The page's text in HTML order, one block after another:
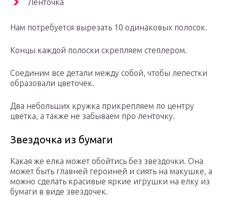
Ленточка
Нам потребуется вырезать 10 одинаковых полосок.
Концы каждой полоски скрепляем степлером.
Соединим все детали между собой, чтобы лепестки
образовали цветочек.
Два небольших кружка прикрепляем по центру
цветка, а также не забываем про ленточку.
Звездочка из бумаги
Какая же елка может обойтись без звездочки. Она
может быть главней героиней и сиять на макушке, а
можно сделать красивые яркие игрушки на елку из
бумаги в виде звездочек.